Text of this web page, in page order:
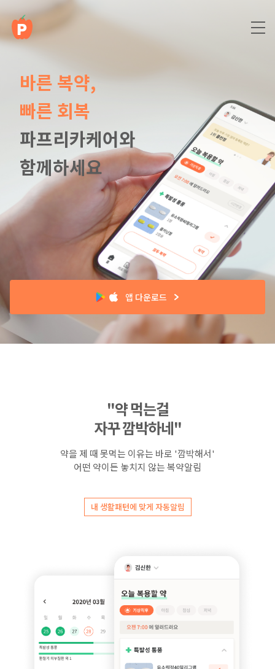
바른 복약,
빠른 회복
파프리카케어와
함께하세요
앱 다운로드
"약 먹는걸
자꾸 깜박하네"
약을 제 때 못먹는 이유는 바로 '깜박해서'
어떤 약이든 놓치지 않는 복약알림
내 생활패턴에 맞게 자동알림